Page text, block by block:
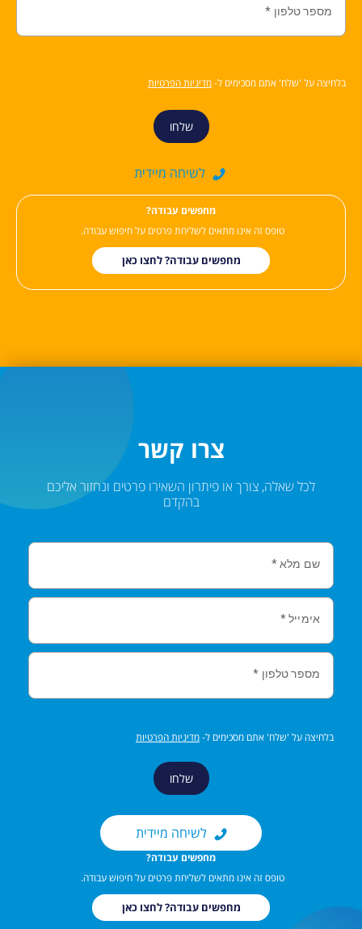
מספר טלפון *
בלחיצה על 'שלח' אתם מסכימים ל-מדיניות הפרטיות
שלחו
לשיחה מיידית
?מחפשים עבודה
טופס זה אינו מתאים לשליחת פרטים על חיפוש עבודה.
מחפשים עבודה?לחצו כאן
צרו קשר
לכל שאלה, צורך או פיתרון השאירו פרטים ונחזור אליכם
בהקדם
שם מלא *
אימייל *
מספר טלפון *
בלחיצה על 'שלח' אתם מסכימים ל-מדיניות הפרטיות
שלחו
לשיחה מיידית
?מחפשים עבודה
טופס זה אינו מתאים לשליחת פרטים על חיפוש עבודה.
מחפשים עבודה?לחצו כאן